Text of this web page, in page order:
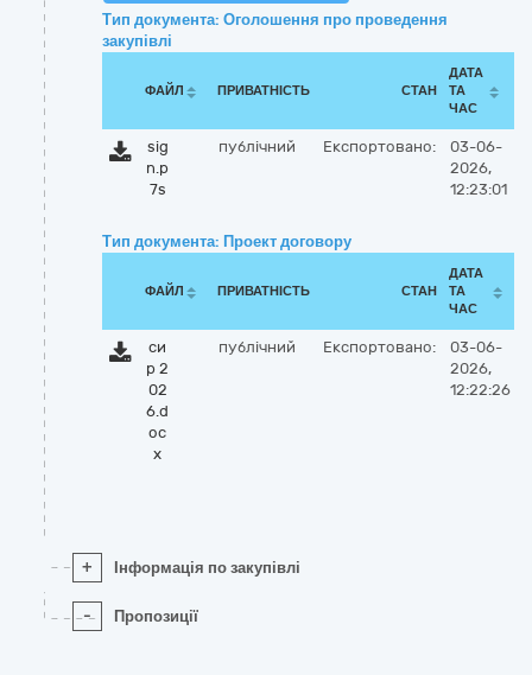
Тип документа: Оголошення про проведення
закупівлі
ФАЙЛ ПРИВАТНІСТЬ СТАН
ДАТА
ТА
ЧАС
sig
n.p
7s
публічний Експортовано:
03-06-
2026,
12:23:01
Тип документа: Проект договору
ФАЙЛ ПРИВАТНІСТЬ СТАН
ДАТА
ТА
ЧАС
си
р 2
02
6.d
oc
x
публічний Експортовано:
03-06-
2026,
12:22:26
+ Інформація по закупівлі
- Пропозиції